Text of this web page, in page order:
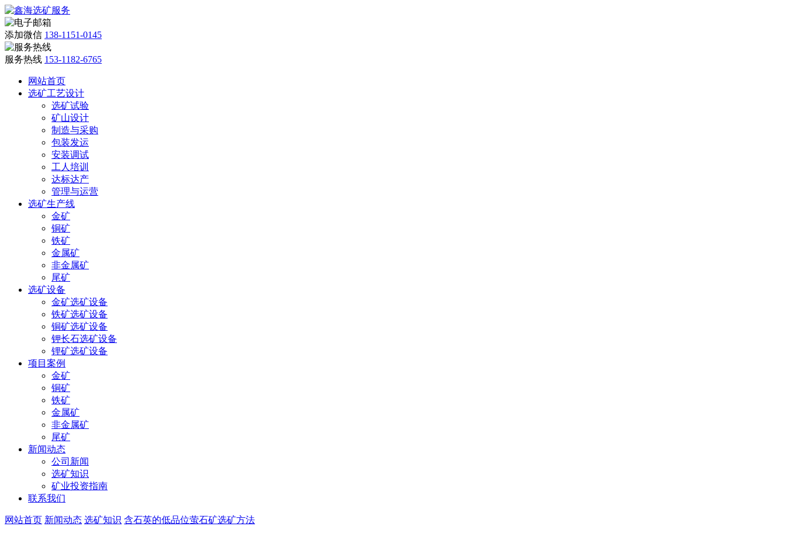
添加微信 138-1151-0145
服务热线 153-1182-6765
网站首页
选矿工艺设计
选矿试验
矿山设计
制造与采购
包装发运
安装调试
工人培训
达标达产
管理与运营
选矿生产线
金矿
铜矿
铁矿
金属矿
非金属矿
尾矿
选矿设备
金矿选矿设备
铁矿选矿设备
铜矿选矿设备
钾长石选矿设备
锂矿选矿设备
项目案例
金矿
铜矿
铁矿
金属矿
非金属矿
尾矿
新闻动态
公司新闻
选矿知识
矿业投资指南
联系我们
网站首页 新闻动态 选矿知识 含石英的低品位萤石矿选矿方法